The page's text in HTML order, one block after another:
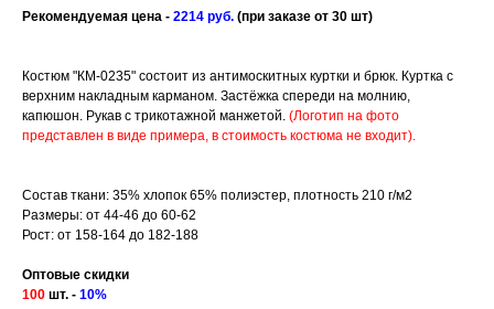
Рекомендуемая цена - 2214 руб. (при заказе от 30 шт)
Костюм "КМ-0235" состоит из антимоскитных куртки и брюк. Куртка с
верхним накладным карманом. Застёжка спереди на молнию,
капюшон. Рукав с трикотажной манжетой. (Логотип на фото
представлен в виде примера, в стоимость костюма не входит).
Состав ткани: 35% хлопок 65% полиэстер, плотность 210 г/м2
Размеры: от 44-46 до 60-62
Рост: от 158-164 до 182-188
Оптовые скидки
100 шт. - 10%